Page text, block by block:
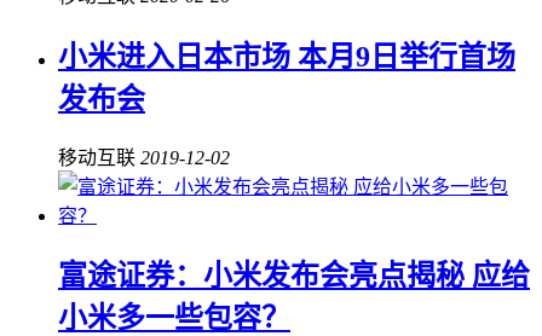
小米进入日本市场 本月9日举行首场
发布会
移动互联 2019-12-02
富途证券：小米发布会亮点揭秘 应给
小米多一些包容？